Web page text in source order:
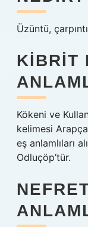
Üzüntü,
KIBRIT
Kökeni ve
kelimesi
eş anlamlıları
Odluçöp’tür.